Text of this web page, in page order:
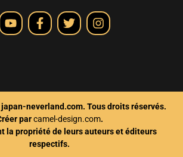
neverland.com. Tous droits réservés.
parcamel-design.com.
la propriété de leurs auteurs et éditeurs
respectifs.